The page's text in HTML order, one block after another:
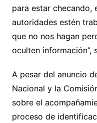
para estar checando,
autoridades estén
que no nos hagan
oculten información”,
A pesar del anuncio
Nacional y la
sobre el
proceso de